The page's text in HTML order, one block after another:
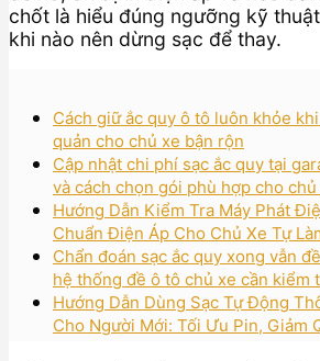
chốt là hiểu đúng ngưỡng kỹ
khi nào nên dừng sạc để thay.
Cách giữ ắc quy ô tô luôn khỏe
quản cho chủ xe bận rộn
Cập nhật chi phí sạc ắc quy tại
và cách chọn gói phù hợp cho chủ
Hướng Dẫn Kiểm Tra Máy Phát
Chuẩn Điện Áp Cho Chủ Xe Tự
Chẩn đoán sạc ắc quy xong vẫn
hệ thống đề ô tô chủ xe cần kiểm
Hướng Dẫn Dùng Sạc Tự Động
Cho Người Mới: Tối Ưu Pin, Giảm